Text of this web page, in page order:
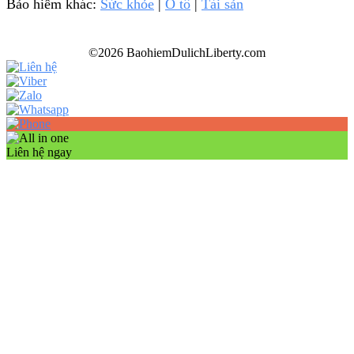
Bảo hiểm khác: Sức khỏe | Ô tô | Tài sản
©2026 BaohiemDulichLiberty.com
Liên hệ ngay